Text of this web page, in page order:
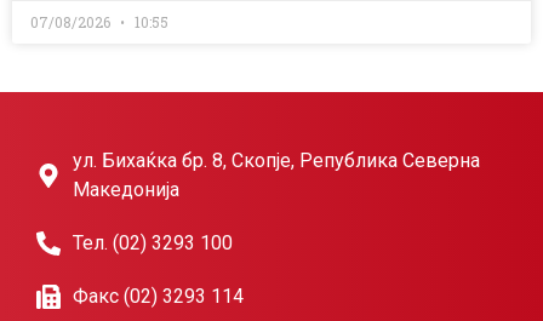
07/08/2026 10:55
ул. Бихаќка бр. 8, Скопје, Република Северна
Македонија
Тел. (02) 3293 100
Факс (02) 3293 114